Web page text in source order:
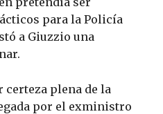
para la Policía
a Giuzzio una
certeza plena de la
por el exministro